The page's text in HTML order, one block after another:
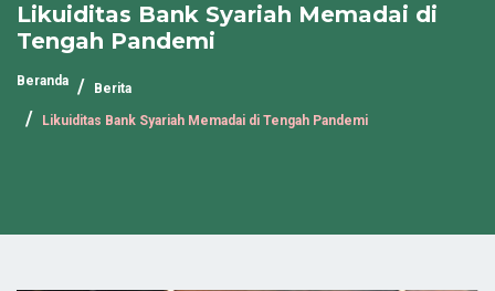
Likuiditas Bank Syariah Memadai di
Tengah Pandemi
Beranda Berita
Likuiditas Bank Syariah Memadai di Tengah Pandemi